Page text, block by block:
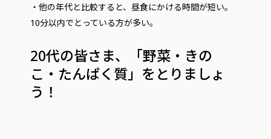
・他の年代と比較すると、昼食にかける時間が短い。
10分以内でとっている方が多い。
20代の皆さま、「野菜・きの
こ・たんぱく質」をとりましょ
う！